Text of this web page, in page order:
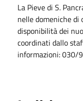
La Pieve di S.
nelle domeniche
disponibilità dei
coordinati dallo
informazioni: 030/